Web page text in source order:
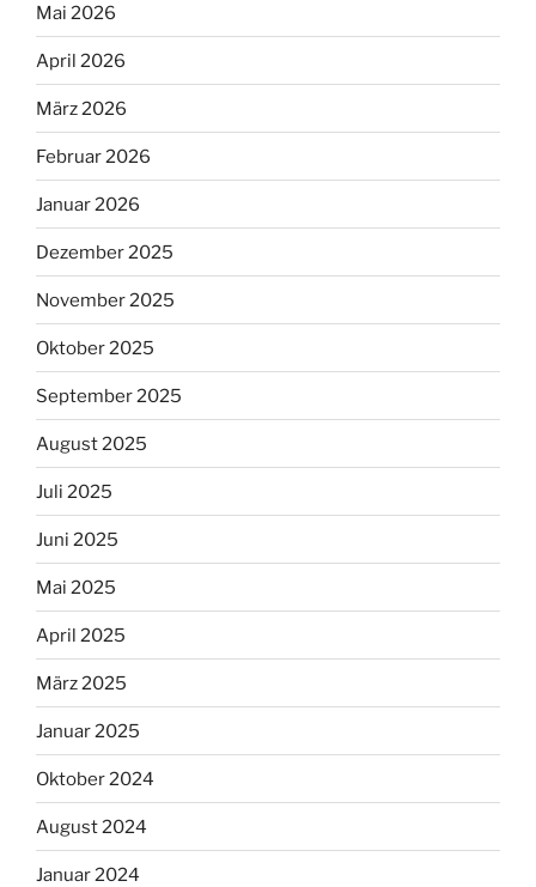
Mai 2026
April 2026
März 2026
Februar 2026
Januar 2026
Dezember 2025
November 2025
Oktober 2025
September 2025
August 2025
Juli 2025
Juni 2025
Mai 2025
April 2025
März 2025
Januar 2025
Oktober 2024
August 2024
Januar 2024